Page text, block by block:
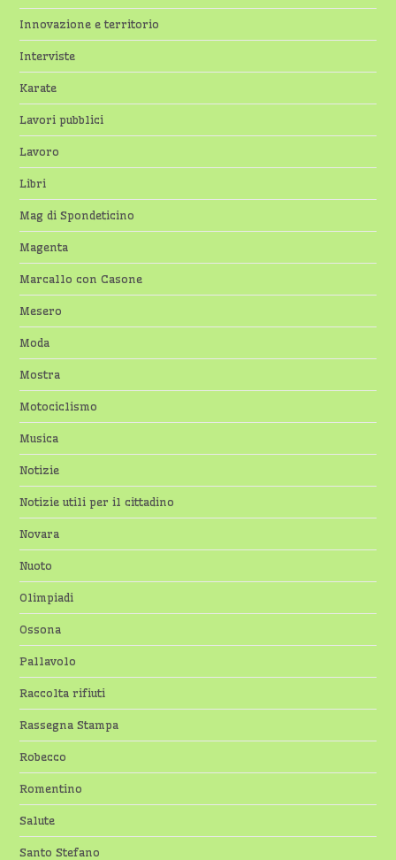
Innovazione e territorio
Interviste
Karate
Lavori pubblici
Lavoro
Libri
Mag di Spondeticino
Magenta
Marcallo con Casone
Mesero
Moda
Mostra
Motociclismo
Musica
Notizie
Notizie utili per il cittadino
Novara
Nuoto
Olimpiadi
Ossona
Pallavolo
Raccolta rifiuti
Rassegna Stampa
Robecco
Romentino
Salute
Santo Stefano